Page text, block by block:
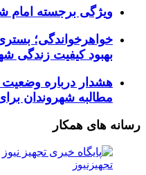
ویژگی برجسته امام
خواهرخواندگی؛
بهبود کیفیت زندگی
هشدار درباره وضعیت
مطالبه شهروندان
رسانه های همکار
تجهیزنیوز